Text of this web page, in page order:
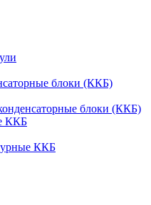
блоки (ККБ)
блоки (ККБ)
ККБ
ККБ